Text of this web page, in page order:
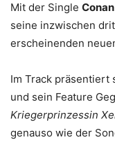
Mit der Single
seine inzwischen
erscheinenden
Im Track präsentiert
und sein Feature
Kriegerprinzessin
genauso wie der